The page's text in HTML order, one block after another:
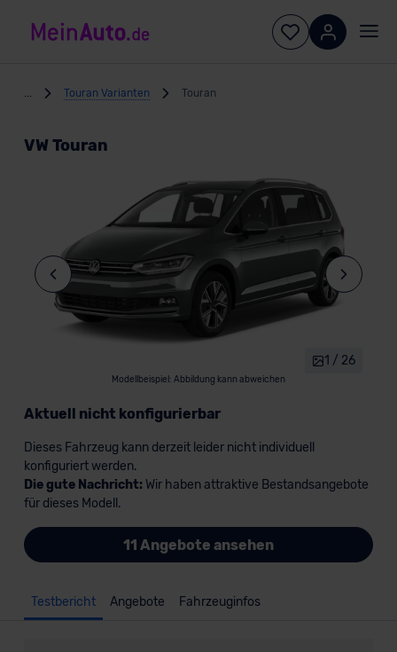
Touran Varianten Touran
VW Touran
Modellbeispiel: Abbildung kann abweichen
1 / 26
Aktuell nicht konfigurierbar
Dieses Fahrzeug kann derzeit leider nicht individuell
konfiguriert werden.
Die gute Nachricht: Wir haben attraktive Bestandsangebote
für dieses Modell.
11 Angebote ansehen
Testbericht Angebote Fahrzeuginfos